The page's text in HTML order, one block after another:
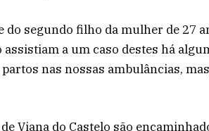
segundo filho da mulher de 27
a um caso destes há
nas nossas ambulâncias,
Viana do Castelo são